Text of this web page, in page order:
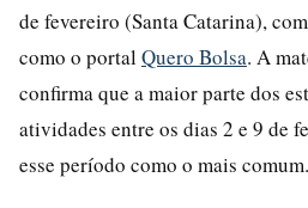
de fevereiro (Santa Catarina),
como o portal Quero Bolsa. A
confirma que a maior parte dos
atividades entre os dias 2 e 9 de
esse período como o mais comum.